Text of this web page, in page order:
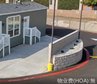
物业费(HOA):無